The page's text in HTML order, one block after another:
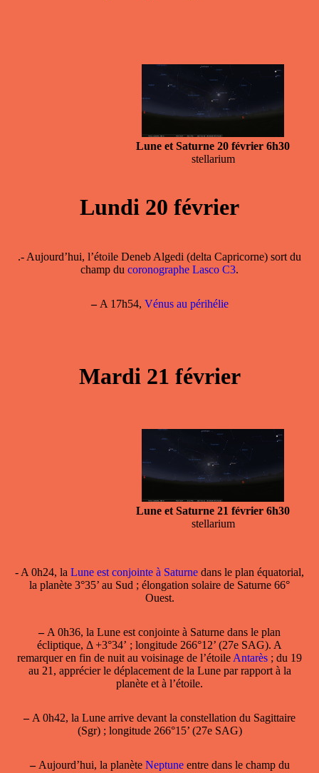
Lune et Saturne 20 février 6h30
stellarium
Lundi 20 février
.- Aujourd’hui, l’étoile Deneb Algedi (delta Capricorne) sort du
champ du coronographe Lasco C3.
–A 17h54, Vénus au périhélie
Mardi 21 février
Lune et Saturne 21 février 6h30
stellarium
- A 0h24, la Lune est conjointe à Saturne dans le plan équatorial,
la planète 3°35’ au Sud ; élongation solaire de Saturne 66°
Ouest.
–A 0h36, la Lune est conjointe à Saturne dans le plan
écliptique, Δ +3°34’ ; longitude 266°12’ (27e SAG). A
remarquer en fin de nuit au voisinage de l’étoileAntarès ; du 19
au 21, apprécier le déplacement de la Lune par rapport à la
planète et à l’étoile.
–A 0h42, la Lune arrive devant la constellation du Sagittaire
(Sgr) ; longitude 266°15’ (27e SAG)
–Aujourd’hui, la planète Neptuneentre dans le champ du